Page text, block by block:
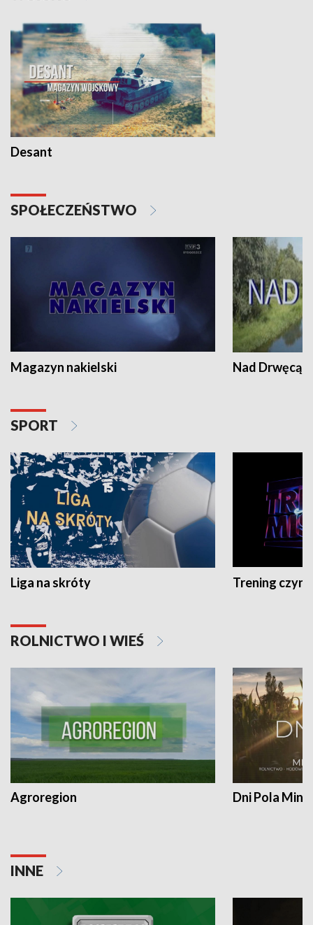
Desant
SPOŁECZEŃSTWO
Magazyn nakielski Nad Drwęcą
SPORT
Liga na skróty Trening czyni
ROLNICTWO I WIEŚ
Agroregion Dni Pola
INNE